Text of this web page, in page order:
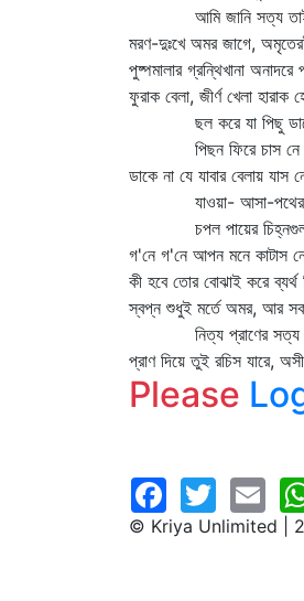
আমি জানি সত্য
মরণ-দুঃখে অমর জাগে,
পুষ্পমালার গ্রন্থিখানা
ফুরাক বেলা, জীর্ণ খেলা হারাক
ছল করে যা পিছু
পিছন ফিরে চাস নে
ডাকে না যে যাবার বেলায় যাস
যাওয়া- আসা-পথের
চপল পায়ের
গ'নে গ'নে আপন মনে কাটাস নে
কী হবে তোর বোঝাই করে ব্যর্থ
স্বপ্ন শুধুই মর্তে অমর, আর
নিত্য প্রাণের সত্য
প্রাণ দিয়ে তুই রচিস যারে,
Please
© Kriya Unlimited |